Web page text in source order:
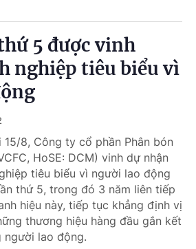
5 được vinh
nghiệp tiêu biểu vì
15/8, Công ty cổ phần Phân bón
HoSE: DCM) vinh dự nhận
tiêu biểu vì người lao động
thứ 5, trong đó 3 năm liên tiếp
hiệu này, tiếp tục khẳng định vị
thương hiệu hàng đầu gắn kết
người lao động.